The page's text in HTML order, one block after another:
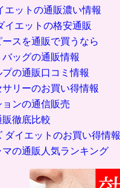
エットの通販濃い情報
イエットの格安通販
ースを通販で買うなら
バッグの通販情報
プの通販口コミ情報
サリーのお買い得情報
ョンの通信販売
販徹底比較
ダイエットのお買い得情報
マの通販人気ランキング